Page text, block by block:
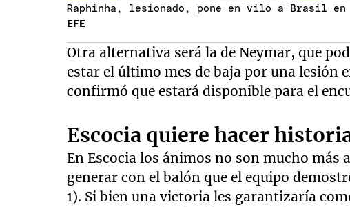
Raphinha, lesionado, pone en vilo a Brasil
EFE
Otra alternativa será la de Neymar, que
estar el último mes de baja por una lesión
confirmó que estará disponible para el
Escocia quiere hacer
En Escocia los ánimos no son mucho más
generar con el balón que el equipo
1). Si bien una victoria les garantizaría